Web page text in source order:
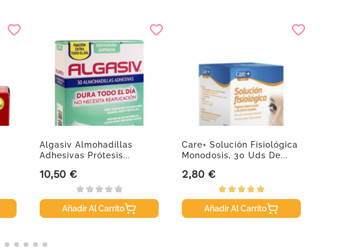
Algasiv Almohadillas
Adhesivas Prótesis...
Precio
10,50 €
Añadir Al Carrito
Care+ Solución Fisiológica
Monodosis, 30 Uds De...
Precio
2,80 €
Añadir Al Carrito